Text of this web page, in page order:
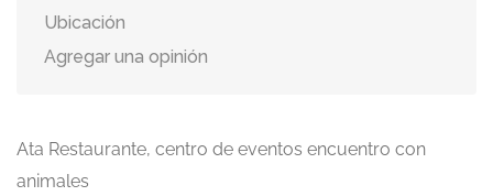
Ubicación
Agregar una opinión
Ata Restaurante, centro de eventos encuentro con
animales